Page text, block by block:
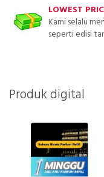
LOWEST
Kami selalu
seperti edisi
Produk digital